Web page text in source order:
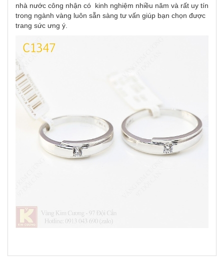
nhà nước công nhận có kinh nghiệm nhiều năm và rất uy tín
trong ngành vàng luôn sẵn sàng tư vấn giúp bạn chọn được
trang sức ưng ý.